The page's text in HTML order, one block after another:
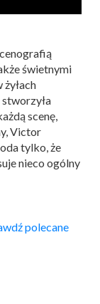
świetnymi
stworzyła
scenę,
Victor
tylko, że
nieco ogólny
polecane